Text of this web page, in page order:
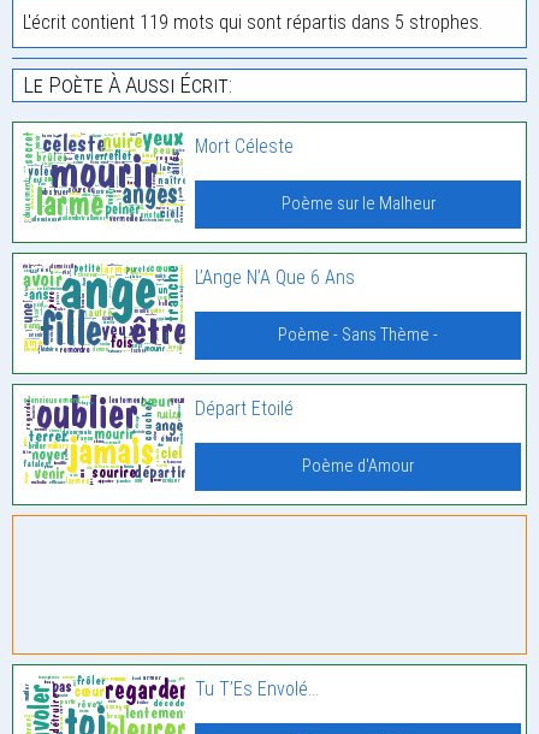
L'écrit contient 119 mots qui sont répartis dans 5 strophes.
Le Poète À Aussi Écrit:
Mort Céleste
Poème sur le Malheur
L’Ange N’A Que 6 Ans
Poème - Sans Thème -
Départ Etoilé
Poème d'Amour
Tu T’Es Envolé…